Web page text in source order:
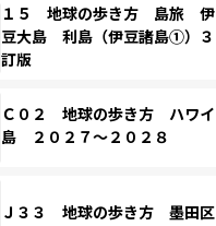
１５ 地球の歩き方 島旅 伊
豆大島 利島（伊豆諸島①）３
訂版
Ｃ０２ 地球の歩き方 ハワイ
島 ２０２７～２０２８
Ｊ３３ 地球の歩き方 墨田区